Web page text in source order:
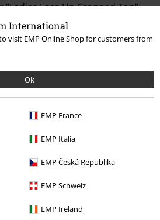
International
visit EMP Online Shop for customers from
Ok
EMP France
EMP Italia
EMP Česká Republika
EMP Schweiz
EMP Ireland
"Ladies Lace Up Cropped Top".